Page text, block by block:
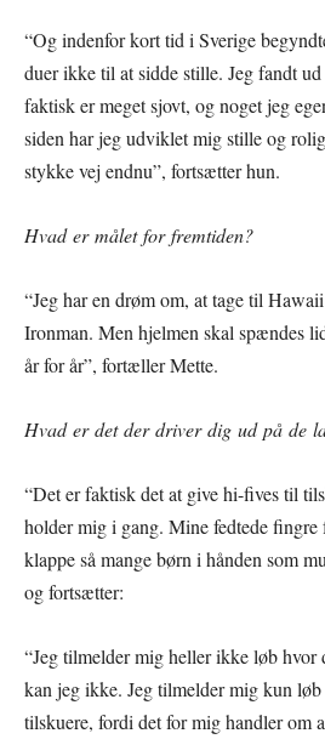
“Og indenfor kort tid i Sverige
duer ikke til at sidde stille. Jeg fandt
faktisk er meget sjovt, og noget jeg
siden har jeg udviklet mig stille og
stykke vej endnu”, fortsætter hun.
Hvad er målet for fremtiden?
“Jeg har en drøm om, at tage til
Ironman. Men hjelmen skal spændes
år for år”, fortæller Mette.
Hvad er det der driver dig ud på de
“Det er faktisk det at give hi-fives til
holder mig i gang. Mine fedtede fingre
klappe så mange børn i hånden som
og fortsætter:
“Jeg tilmelder mig heller ikke løb hvor
kan jeg ikke. Jeg tilmelder mig kun
tilskuere, fordi det for mig handler om